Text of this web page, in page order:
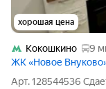
хорошая цена
Кокошкино
9
ЖК «Новое
Арт. 128544536